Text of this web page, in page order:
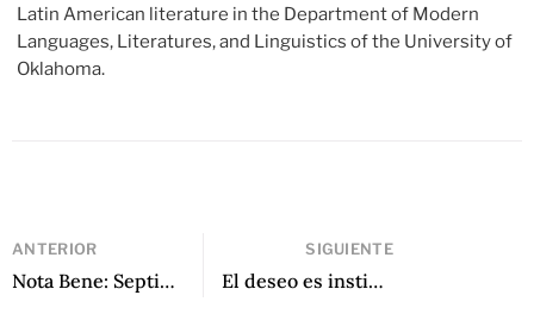
Latin American literature in the Department of Modern
Languages, Literatures, and Linguistics of the University of
Oklahoma.
ANTERIOR
Nota Bene: Septiembre 2022
SIGUIENTE
El deseo es instinto: Pilar Quintana en LALT